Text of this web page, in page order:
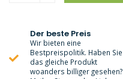
Der beste Preis
Wir bieten eine
Bestpreispolitik. Haben Sie
das gleiche Produkt
woanders billiger gesehen?